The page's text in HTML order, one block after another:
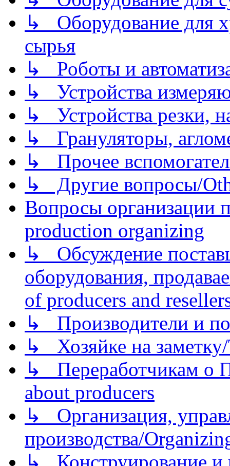
↳ Оборудование для
сырья
↳ Роботы и
↳ Устройства
↳ Устройства резки,
↳ Грануляторы,
↳ Прочее
↳ Другие вопросы/
Вопросы организации
production organizing
↳ Обсуждение
оборудования,
of producers and
↳ Производители и
↳ Хозяйке на
↳ Переработчикам о
about producers
↳ Организация,
производства/